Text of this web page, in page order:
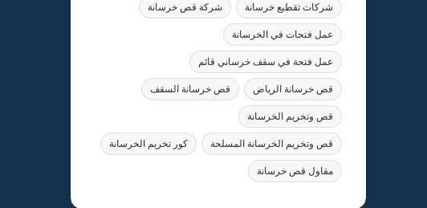
شركات تقطيع خرسانة شركة قص خرسانة
عمل فتحات في الخرسانة
عمل فتحة في سقف خرساني قائم
قص خرسانة الرياض قص خرسانة السقف
قص وتخريم الخرسانة
قص وتخريم الخرسانة المسلحة كور تخريم الخرسانة
مقاول قص خرسانة